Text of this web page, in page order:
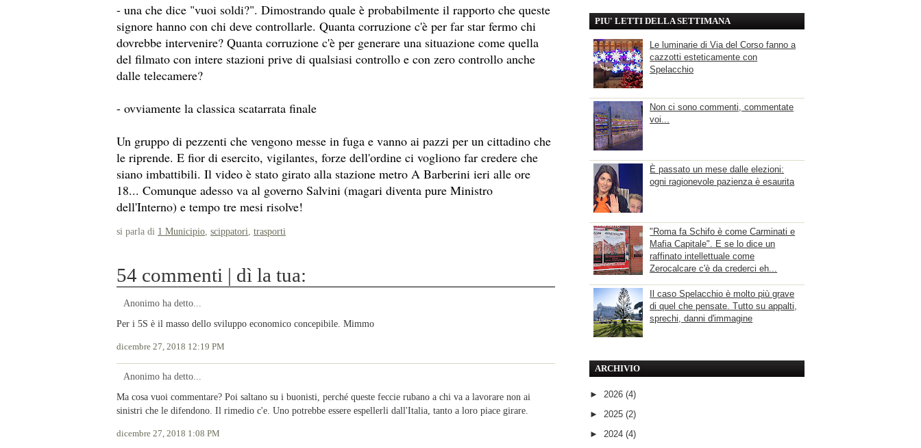
- una che dice "vuoi soldi?". Dimostrando quale è probabilmente il rapporto che queste
signore hanno con chi deve controllarle. Quanta corruzione c'è per far star fermo chi
dovrebbe intervenire? Quanta corruzione c'è per generare una situazione come quella
del filmato con intere stazioni prive di qualsiasi controllo e con zero controllo anche
dalle telecamere?
- ovviamente la classica scatarrata finale
Un gruppo di pezzenti che vengono messe in fuga e vanno ai pazzi per un cittadino che
le riprende. E fior di esercito, vigilantes, forze dell'ordine ci vogliono far credere che
siano imbattibili. Il video è stato girato alla stazione metro A Barberini ieri alle ore
18... Comunque adesso va al governo Salvini (magari diventa pure Ministro
dell'Interno) e tempo tre mesi risolve!
si parla di 1 Municipio scippatori trasporti
54 commenti | dì la tua:
Anonimo ha detto...
Per i 5S è il masso dello sviluppo economico concepibile. Mimmo
dicembre 27, 2018 12:19 PM
Anonimo ha detto...
Ma cosa vuoi commentare? Poi saltano su i buonisti, perché queste feccie rubano a chi va a lavorare non ai
sinistri che le difendono. Il rimedio c'e. Uno potrebbe essere espellerli dall'Italia, tanto a loro piace girare.
dicembre 27, 2018 1:08 PM
PIU' LETTI DELLA SETTIMANA
Le luminarie di Via del Corso fanno a
cazzotti esteticamente con
Spelacchio
Non ci sono commenti, commentate
voi...
È passato un mese dalle elezioni:
ogni ragionevole pazienza è esaurita
"Roma fa Schifo è come Carminati e
Mafia Capitale". E se lo dice un
raffinato intellettuale come
Zerocalcare c'è da crederci eh...
Il caso Spelacchio è molto più grave
di quel che pensate. Tutto su appalti,
sprechi, danni d'immagine
ARCHIVIO
► 2026 (4)
► 2025 (2)
► 2024 (4)